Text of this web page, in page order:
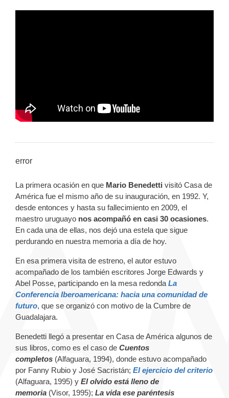
error
La primera ocasión en que Mario Benedetti visitó Casa de
América fue el mismo año de su inauguración, en 1992. Y,
desde entonces y hasta su fallecimiento en 2009, el
maestro uruguayo nos acompañó en casi 30 ocasiones.
En cada una de ellas, nos dejó una estela que sigue
perdurando en nuestra memoria a día de hoy.
En esa primera visita de estreno, el autor estuvo
acompañado de los también escritores Jorge Edwards y
Abel Posse, participando en la mesa redonda La
Conferencia Iberoamericana: hacia una comunidad de
futuro, que se organizó con motivo de la Cumbre de
Guadalajara.
Benedetti llegó a presentar en Casa de América algunos de
sus libros, como es el caso de Cuentos
completos (Alfaguara, 1994), donde estuvo acompañado
por Fanny Rubio y José Sacristán; El ejercicio del criterio
(Alfaguara, 1995) y El olvido está lleno de
memoria (Visor, 1995); La vida ese paréntesis